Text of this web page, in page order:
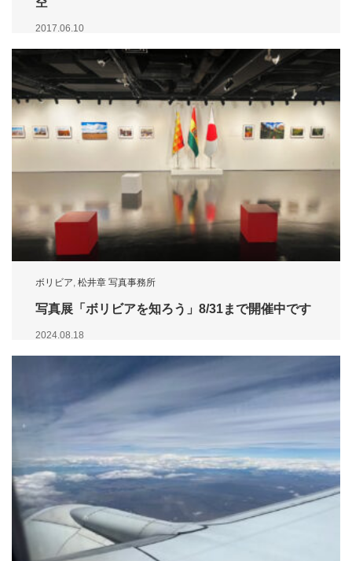
2017.06.10
ボリビア, 松井章 写真事務所
写真展「ボリビアを知ろう」8/31まで開催中です
2024.08.18